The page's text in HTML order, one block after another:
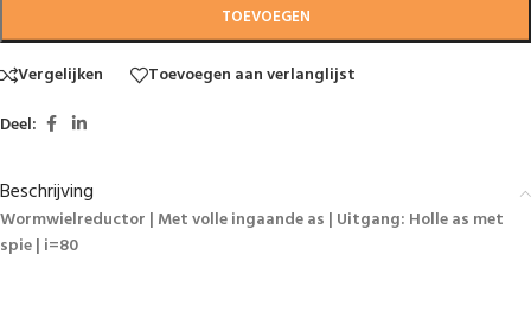
TOEVOEGEN
Vergelijken
Toevoegen aan verlanglijst
Deel:
Beschrijving
Wormwielreductor | Met volle ingaande as | Uitgang: Holle as met
spie | i=80